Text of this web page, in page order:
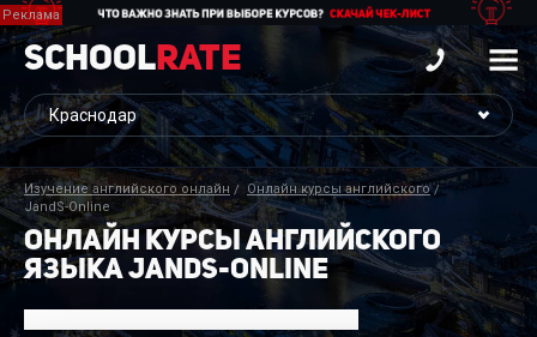
School Rate
Изучение английского онлайн
Онлайн курсы английского
JandS-Online
ОНЛАЙН КУРСЫ АНГЛИЙСКОГО
ЯЗЫКА JANDS-ONLINE